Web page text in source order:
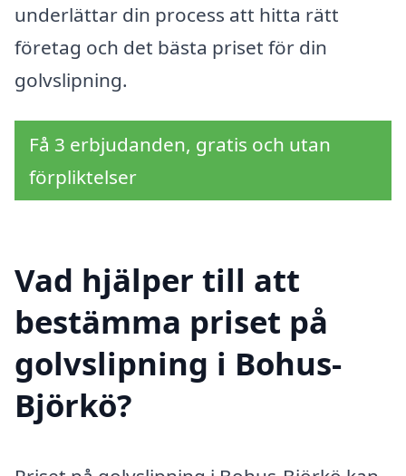
underlättar din process att hitta rätt
företag och det bästa priset för din
golvslipning.
Få 3 erbjudanden, gratis och utan
förpliktelser
Vad hjälper till att
bestämma priset på
golvslipning i Bohus-
Björkö?